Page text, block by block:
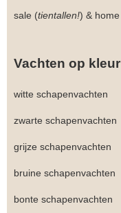
sale (tientallen!) & home
Vachten op kleur
witte schapenvachten
zwarte schapenvachten
grijze schapenvachten
bruine schapenvachten
bonte schapenvachten